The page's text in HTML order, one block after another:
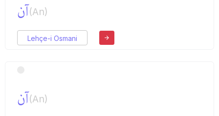
آن(An)
Lehçe-i Osmani
آن(An)